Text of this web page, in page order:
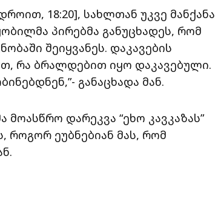
18:20], სახლთან უკვე მანქანა
პირებმა განუცხადეს, რომ
შეიყვანეს. დაკავების
რა ბრალდებით იყო დაკავებული.
განაცხადა მან.
დარეკვა “ეხო კავკაზას”
როგორ ეუბნებიან მას, რომ